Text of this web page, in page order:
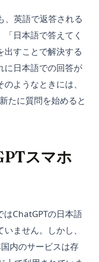
、英語で返答される
日本語で答えてく
出すことで解決する
に日本語での回答が
ようなときには、
たに質問を始めると
スマホ
ChatGPTの日本語
ません。しかし、
内のサービスは存